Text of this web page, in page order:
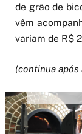
de grão de
vêm
variam de R$
(continua após